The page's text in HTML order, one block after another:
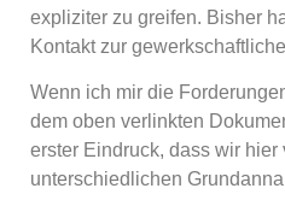
expliziter zu greifen. Bisher
Kontakt zur
Wenn ich mir die
dem oben verlinkten
erster Eindruck, dass wir hier
unterschiedlichen